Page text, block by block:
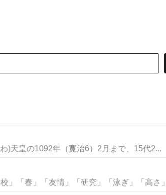
)天皇の1092年（寛治6）2月まで、15代2...
」「春」「友情」「研究」「泳ぎ」「高さ